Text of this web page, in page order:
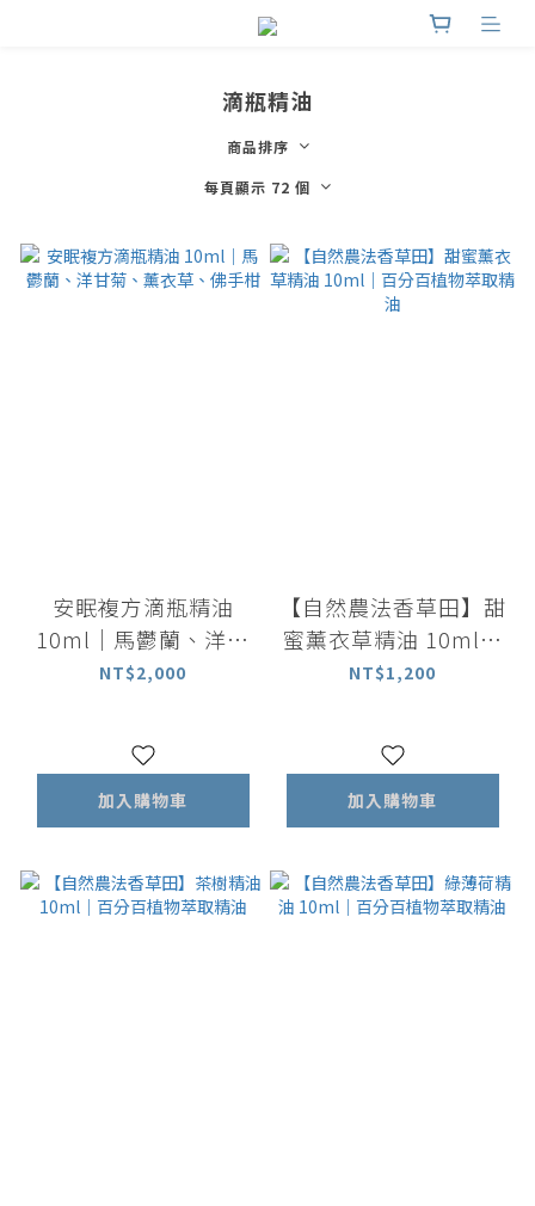
滴瓶精油
商品排序
每頁顯示 72 個
安眠複方滴瓶精油
10ml｜馬鬱蘭、洋甘
菊、薰衣草、佛手柑
NT$2,000
加入購物車
【自然農法香草田】甜
蜜薰衣草精油 10ml｜
百分百植物萃取精油
NT$1,200
加入購物車